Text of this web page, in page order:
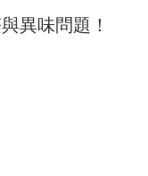
異味問題！